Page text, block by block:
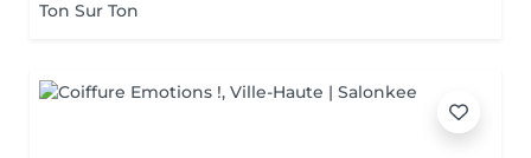
Ton Sur Ton